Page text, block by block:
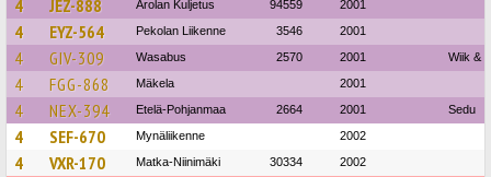
4 JEZ-888 Arolan Kuljetus 94559 2001
4 EYZ-564 Pekolan Liikenne 3546 2001
4 GIV-309 Wasabus 2570 2001 Wiik &
4 FGG-868 Mäkela 2001
4 NEX-394 Etelä-Pohjanmaa 2664 2001 Sedu
4 SEF-670 Mynäliikenne 2002
4 VXR-170 Matka-Niinimäki 30334 2002